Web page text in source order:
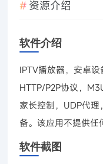
资源介绍
软件介绍
IPTV播放器，安卓
HTTP/P2P协议，
家长控制，UDP代
备。该应用不提供任
软件截图